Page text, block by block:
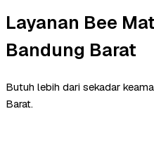
Layanan Bee
Bandung Barat
Butuh lebih dari sekadar
Barat.